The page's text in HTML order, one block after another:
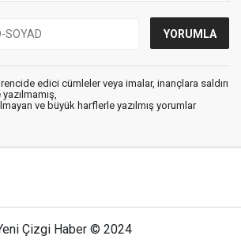
edici cümleler veya imalar, inançlara saldırı
ve büyük harflerle yazılmış yorumlar
Çizgi Haber © 2024